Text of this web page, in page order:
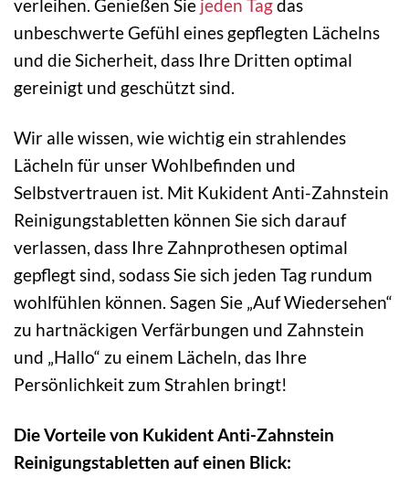
verleihen. Genießen Sie jeden Tagdas
unbeschwerte Gefühl eines gepflegten Lächelns
und die Sicherheit, dass Ihre Dritten optimal
gereinigt und geschützt sind.
Wir alle wissen, wie wichtig ein strahlendes
Lächeln für unser Wohlbefinden und
Selbstvertrauen ist. Mit Kukident Anti-Zahnstein
Reinigungstabletten können Sie sich darauf
verlassen, dass Ihre Zahnprothesen optimal
gepflegt sind, sodass Sie sich jeden Tag rundum
wohlfühlen können. Sagen Sie „Auf Wiedersehen“
zu hartnäckigen Verfärbungen und Zahnstein
und „Hallo“ zu einem Lächeln, das Ihre
Persönlichkeit zum Strahlen bringt!
Die Vorteile von Kukident Anti-Zahnstein
Reinigungstabletten auf einen Blick: